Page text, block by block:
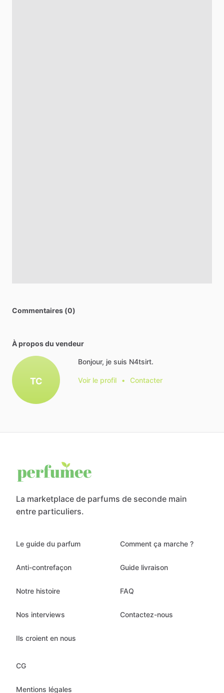
Commentaires (0)
À propos du vendeur
TC
Bonjour, je suis N4tsirt.
Voir le profil • Contacter
La marketplace de parfums de seconde main
entre particuliers.
Le guide du parfum
Anti-contrefaçon
Notre histoire
Nos interviews
Ils croient en nous
Comment ça marche ?
Guide livraison
FAQ
Contactez-nous
CG
Mentions légales